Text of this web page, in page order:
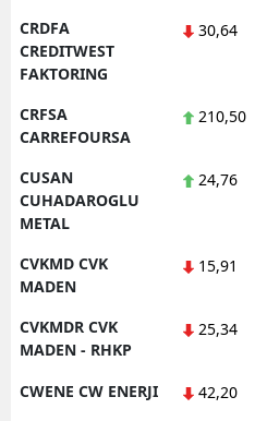
CRDFA
CREDITWEST
FAKTORING
30,64
CRFSA
CARREFOURSA
210,50
CUSAN
CUHADAROGLU
METAL
24,76
CVKMD CVK
MADEN
15,91
CVKMDR CVK
MADEN - RHKP
25,34
CWENE CW ENERJI 42,20